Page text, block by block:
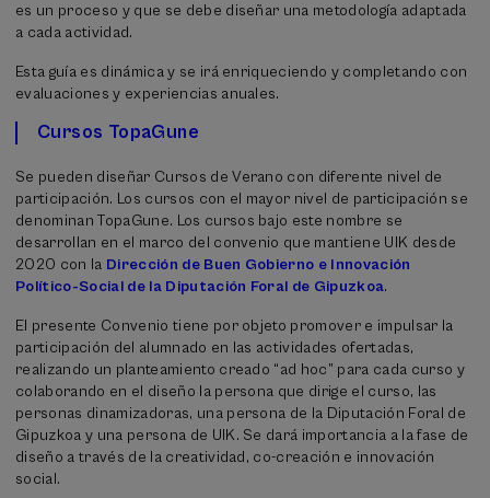
es un proceso y que se debe diseñar una metodología adaptada
a cada actividad.
Esta guía es dinámica y se irá enriqueciendo y completando con
evaluaciones y experiencias anuales.
Cursos TopaGune
Se pueden diseñar Cursos de Verano con diferente nivel de
participación. Los cursos con el mayor nivel de participación se
denominan TopaGune. Los cursos bajo este nombre se
desarrollan en el marco del convenio que mantiene UIK desde
2020 con la Dirección de Buen Gobierno e Innovación
Político-Social de la Diputación Foral de Gipuzkoa.
El presente Convenio tiene por objeto promover e impulsar la
participación del alumnado en las actividades ofertadas,
realizando un planteamiento creado “ad hoc” para cada curso y
colaborando en el diseño la persona que dirige el curso, las
personas dinamizadoras, una persona de la Diputación Foral de
Gipuzkoa y una persona de UIK. Se dará importancia a la fase de
diseño a través de la creatividad, co-creación e innovación
social.